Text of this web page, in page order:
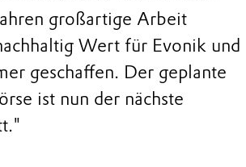
großartige Arbeit
Wert für Evonik und
geschaffen. Der geplante
ist nun der nächste